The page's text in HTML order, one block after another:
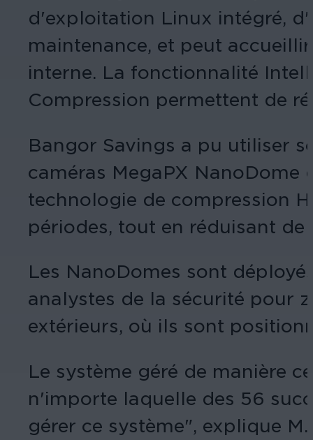
d'exploitation Linux intégré,
maintenance, et peut
interne. La fonctionnalité
Compression permettent de
Bangor Savings a pu utiliser
caméras MegaPX
technologie de compression
périodes, tout en réduisant
Les NanoDomes sont
analystes de la sécurité pour
extérieurs, où ils sont
Le système géré de manière
n'importe laquelle des 56
gérer ce système", explique